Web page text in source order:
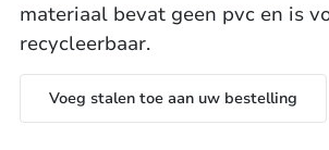
materiaal bevat geen pvc en is
recycleerbaar.
Voeg stalen toe aan uw bestelling